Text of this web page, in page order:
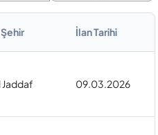
Şehir İlan Tarihi
Jaddaf 09.03.2026